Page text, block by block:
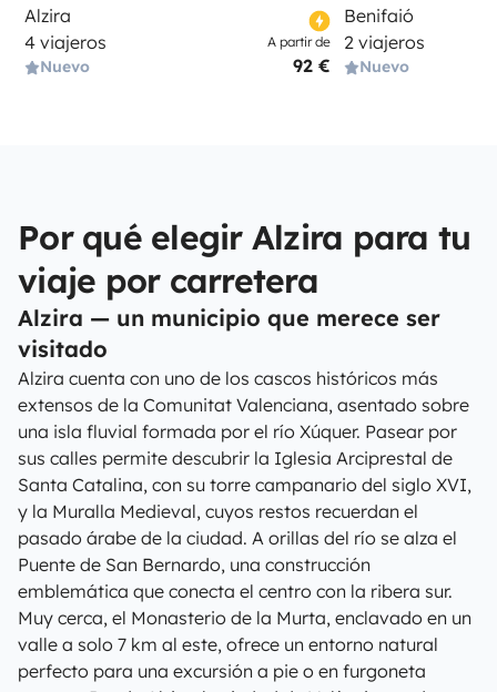
Alzira
4 viajeros
Nuevo
A partir de
92 €
Benifaió
2 viajeros
Nuevo
Por qué elegir Alzira para tu
viaje por carretera
Alzira — un municipio que merece ser
visitado
Alzira cuenta con uno de los cascos históricos más
extensos de la Comunitat Valenciana, asentado sobre
una isla fluvial formada por el río Xúquer. Pasear por
sus calles permite descubrir la Iglesia Arciprestal de
Santa Catalina, con su torre campanario del siglo XVI,
y la Muralla Medieval, cuyos restos recuerdan el
pasado árabe de la ciudad. A orillas del río se alza el
Puente de San Bernardo, una construcción
emblemática que conecta el centro con la ribera sur.
Muy cerca, el Monasterio de la Murta, enclavado en un
valle a solo 7 km al este, ofrece un entorno natural
perfecto para una excursión a pie o en furgoneta